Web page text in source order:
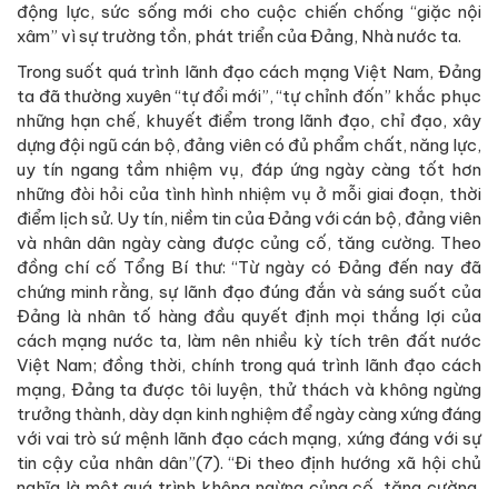
động lực, sức sống mới cho cuộc chiến chống “giặc nội
xâm” vì sự trường tồn, phát triển của Đảng, Nhà nước ta.
Trong suốt quá trình lãnh đạo cách mạng Việt Nam, Đảng
ta đã thường xuyên “tự đổi mới”, “tự chỉnh đốn” khắc phục
những hạn chế, khuyết điểm trong lãnh đạo, chỉ đạo, xây
dựng đội ngũ cán bộ, đảng viên có đủ phẩm chất, năng lực,
uy tín ngang tầm nhiệm vụ, đáp ứng ngày càng tốt hơn
những đòi hỏi của tình hình nhiệm vụ ở mỗi giai đoạn, thời
điểm lịch sử. Uy tín, niềm tin của Đảng với cán bộ, đảng viên
và nhân dân ngày càng được củng cố, tăng cường. Theo
đồng chí cố Tổng Bí thư: “Từ ngày có Đảng đến nay đã
chứng minh rằng, sự lãnh đạo đúng đắn và sáng suốt của
Đảng là nhân tố hàng đầu quyết định mọi thắng lợi của
cách mạng nước ta, làm nên nhiều kỳ tích trên đất nước
Việt Nam; đồng thời, chính trong quá trình lãnh đạo cách
mạng, Đảng ta được tôi luyện, thử thách và không ngừng
trưởng thành, dày dạn kinh nghiệm để ngày càng xứng đáng
với vai trò sứ mệnh lãnh đạo cách mạng, xứng đáng với sự
tin cậy của nhân dân”(7). “Đi theo định hướng xã hội chủ